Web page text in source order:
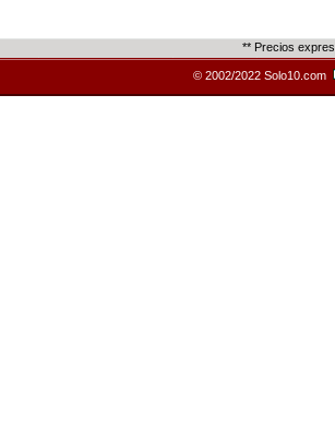
** Precios
© 2002/2022 Solo10.com